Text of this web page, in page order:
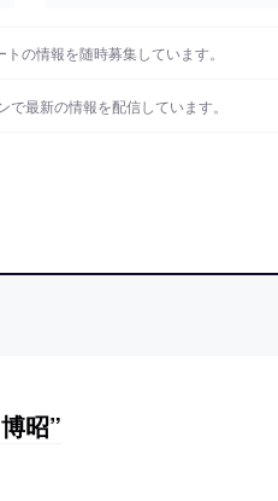
の情報を随時募集しています。
で最新の情報を配信しています。
昭”